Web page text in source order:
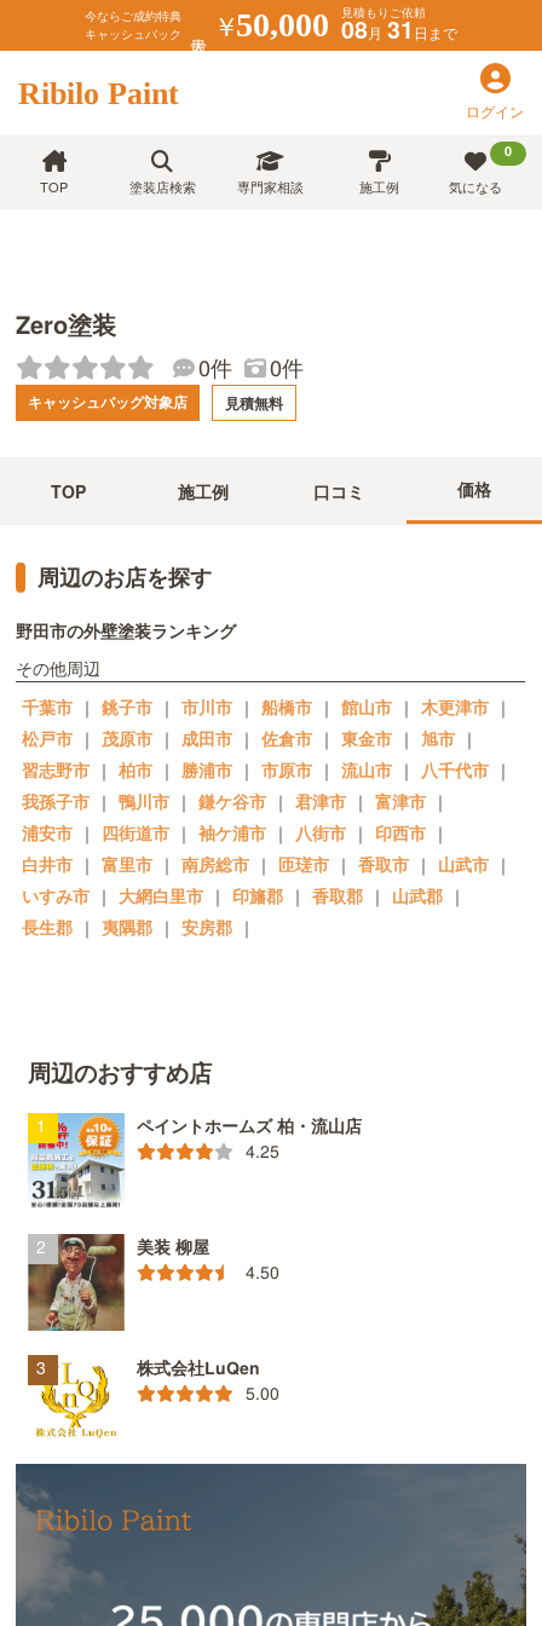
今ならご成約特典
キャッシュバック
￥50,000 見積もりご依頼
08月 31日まで
Ribilo Paint ログイン
TOP 塗装店検索 専門家相談 施工例
0
気になる
Zero塗装
0件 0件
キャッシュバッグ対象店 見積無料
TOP 施工例 口コミ 価格
周辺のお店を探す
野田市の外壁塗装ランキング
その他周辺
千葉市 ｜ 銚子市 ｜ 市川市 ｜ 船橋市 ｜ 館山市 ｜ 木更津市 ｜
松戸市 ｜ 茂原市 ｜ 成田市 ｜ 佐倉市 ｜ 東金市 ｜ 旭市 ｜
習志野市 ｜ 柏市 ｜ 勝浦市 ｜ 市原市 ｜ 流山市 ｜ 八千代市 ｜
我孫子市 ｜ 鴨川市 ｜ 鎌ケ谷市 ｜ 君津市 ｜ 富津市 ｜
浦安市 ｜ 四街道市 ｜ 袖ケ浦市 ｜ 八街市 ｜ 印西市 ｜
白井市 ｜ 富里市 ｜ 南房総市 ｜ 匝瑳市 ｜ 香取市 ｜ 山武市 ｜
いすみ市 ｜ 大網白里市 ｜ 印旛郡 ｜ 香取郡 ｜ 山武郡 ｜
長生郡 ｜ 夷隅郡 ｜ 安房郡 ｜
周辺のおすすめ店
ペイントホームズ 柏・流山店
4.25
美装 柳屋
4.50
株式会社LuQen
5.00